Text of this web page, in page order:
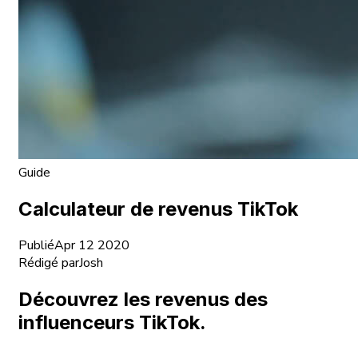
Guide
Calculateur de revenus TikTok
PubliéApr 12 2020
Rédigé parJosh
Découvrez les revenus des
influenceurs TikTok.